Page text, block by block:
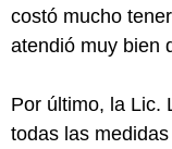
costó mucho
atendió muy bien
Por último, la Lic.
todas las